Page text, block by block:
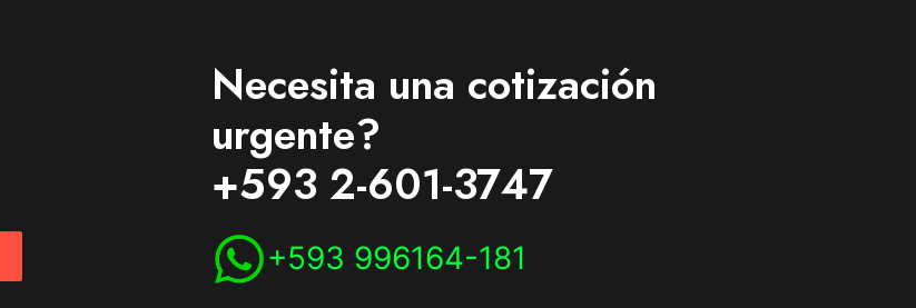
Necesita una cotización
urgente?
+593 2-601-3747
+593 996164-181